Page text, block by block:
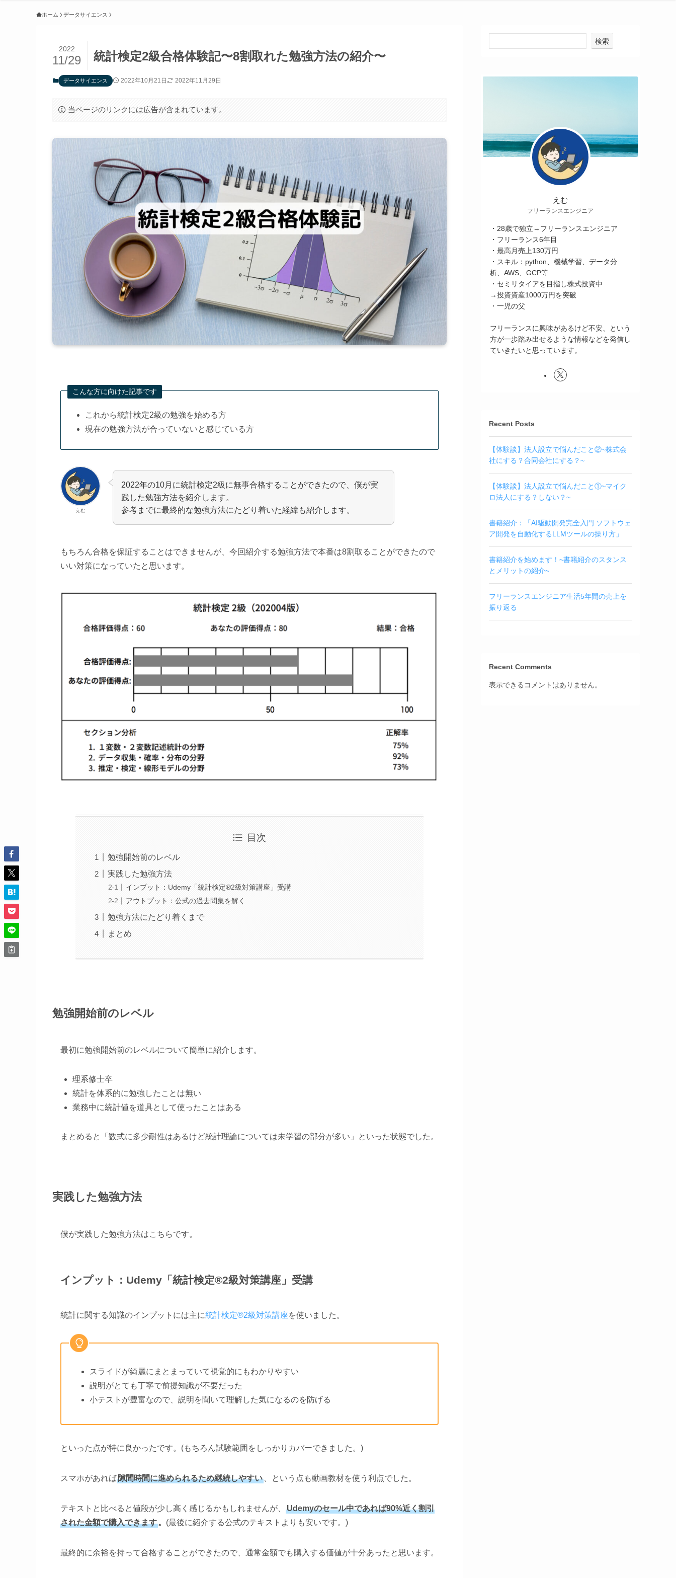
ホーム データサイエンス
統計検定2級合格体験記〜8割取れた勉強方法の紹介〜
2022
11/29
データサイエンス 2022年10月21日 2022年11月29日
当ページのリンクには広告が含まれています。
こんな方に向けた記事です
これから統計検定2級の勉強を始める方
現在の勉強方法が合っていないと感じている方
えむ
2022年の10月に統計検定2級に無事合格することができたので、僕が実
践した勉強方法を紹介します。
参考までに最終的な勉強方法にたどり着いた経緯も紹介します。
もちろん合格を保証することはできませんが、今回紹介する勉強方法で本番は8割取ることができたので
いい対策になっていたと思います。
目次
勉強開始前のレベル
実践した勉強方法
インプット：Udemy「統計検定®2級対策講座」受講
アウトプット：公式の過去問集を解く
勉強方法にたどり着くまで
まとめ
勉強開始前のレベル
最初に勉強開始前のレベルについて簡単に紹介します。
理系修士卒
統計を体系的に勉強したことは無い
業務中に統計値を道具として使ったことはある
まとめると「数式に多少耐性はあるけど統計理論については未学習の部分が多い」といった状態でした。
実践した勉強方法
僕が実践した勉強方法はこちらです。
インプット：Udemy「統計検定®2級対策講座」受講
統計に関する知識のインプットには主に統計検定®2級対策講座を使いました。
スライドが綺麗にまとまっていて視覚的にもわかりやすい
説明がとても丁寧で前提知識が不要だった
小テストが豊富なので、説明を聞いて理解した気になるのを防げる
といった点が特に良かったです。(もちろん試験範囲をしっかりカバーできました。)
スマホがあれば隙間時間に進められるため継続しやすい 、という点も動画教材を使う利点でした。
テキストと比べると値段が少し高く感じるかもしれませんが、
Udemyのセール中であれば90%近く割引
された金額で購入できます 。 (最後に紹介する公式のテキストよりも安いです。)
最終的に余裕を持って合格することができたので、通常金額でも購入する価値が十分あったと思います。
検索
えむ
フリーランスエンジニア
・28歳で独立→フリーランスエンジニア
・フリーランス6年目
・最高月売上130万円
・スキル：python、機械学習、データ分
析、AWS、GCP等
・セミリタイアを目指し株式投資中
→投資資産1000万円を突破
・一児の父
フリーランスに興味があるけど不安、という
方が一歩踏み出せるような情報などを発信し
ていきたいと思っています。
Recent Posts
【体験談】法人設立で悩んだこと②~株式会
社にする？合同会社にする？~
【体験談】法人設立で悩んだこと①~マイク
ロ法人にする？しない？~
書籍紹介：「AI駆動開発完全入門 ソフトウェ
ア開発を自動化するLLMツールの操り方」
書籍紹介を始めます！~書籍紹介のスタンス
とメリットの紹介~
フリーランスエンジニア生活5年間の売上を
振り返る
Recent Comments
表示できるコメントはありません。